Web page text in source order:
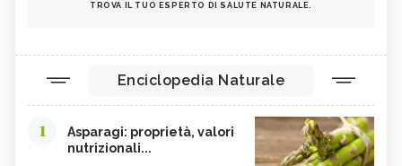
TROVA IL TUO ESPERTO DI SALUTE NATURALE.
Enciclopedia Naturale
1
Asparagi: proprietà, valori
nutrizionali...